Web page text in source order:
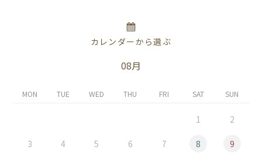
カレンダーから選ぶ
08月
MON TUE WED THU FRI SAT SUN
1 2
3 4 5 6 7 8 9